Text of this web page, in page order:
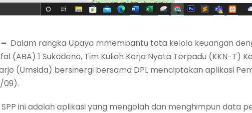
Dalam rangka Upaya mmembantu tata kelola keuangan
(ABA) 1 Sukodono, Tim Kuliah Kerja Nyata Terpadu (KKN-T)
(Umsida) bersinergi bersama DPL menciptakan aplikasi
09).
ini adalah aplikasi yang mengolah dan menghimpun data